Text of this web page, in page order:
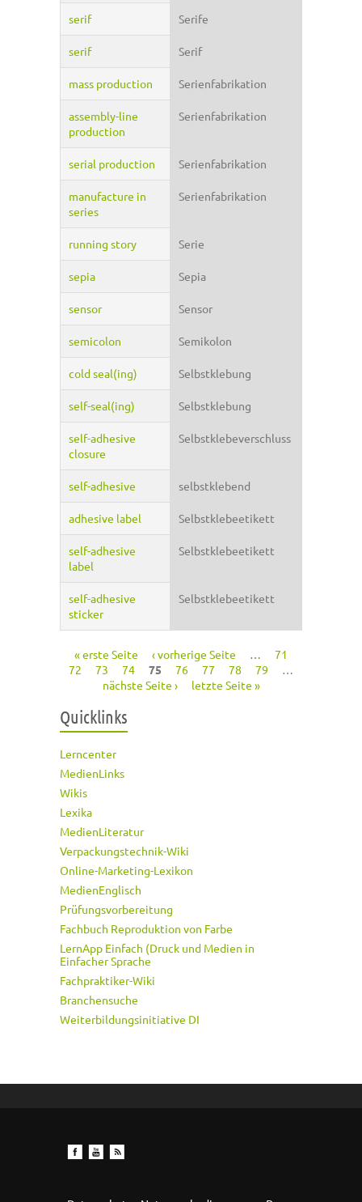
serif Serife
serif Serif
mass production Serienfabrikation
assembly-line
production
Serienfabrikation
serial production Serienfabrikation
manufacture in
series
Serienfabrikation
running story Serie
sepia Sepia
sensor Sensor
semicolon Semikolon
cold seal(ing) Selbstklebung
self-seal(ing) Selbstklebung
self-adhesive
closure
Selbstklebeverschluss
self-adhesive selbstklebend
adhesive label Selbstklebeetikett
self-adhesive
label
Selbstklebeetikett
self-adhesive
sticker
Selbstklebeetikett
Seiten
« erste Seite ‹ vorherige Seite …
71
72
73 74 75 76 77 78 79
…
nächste Seite ›
letzte Seite »
Quicklinks
Lerncenter
MedienLinks
Wikis
Lexika
MedienLiteratur
Verpackungstechnik-Wiki
Online-Marketing-Lexikon
MedienEnglisch
Prüfungsvorbereitung
Fachbuch Reproduktion von Farbe
LernApp Einfach (Druck und Medien in
Einfacher Sprache
Fachpraktiker-Wiki
Branchensuche
Weiterbildungsinitiative DI